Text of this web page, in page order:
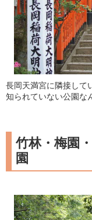
長岡天満宮に隣接して
知られていない公園な
竹林・梅園
園